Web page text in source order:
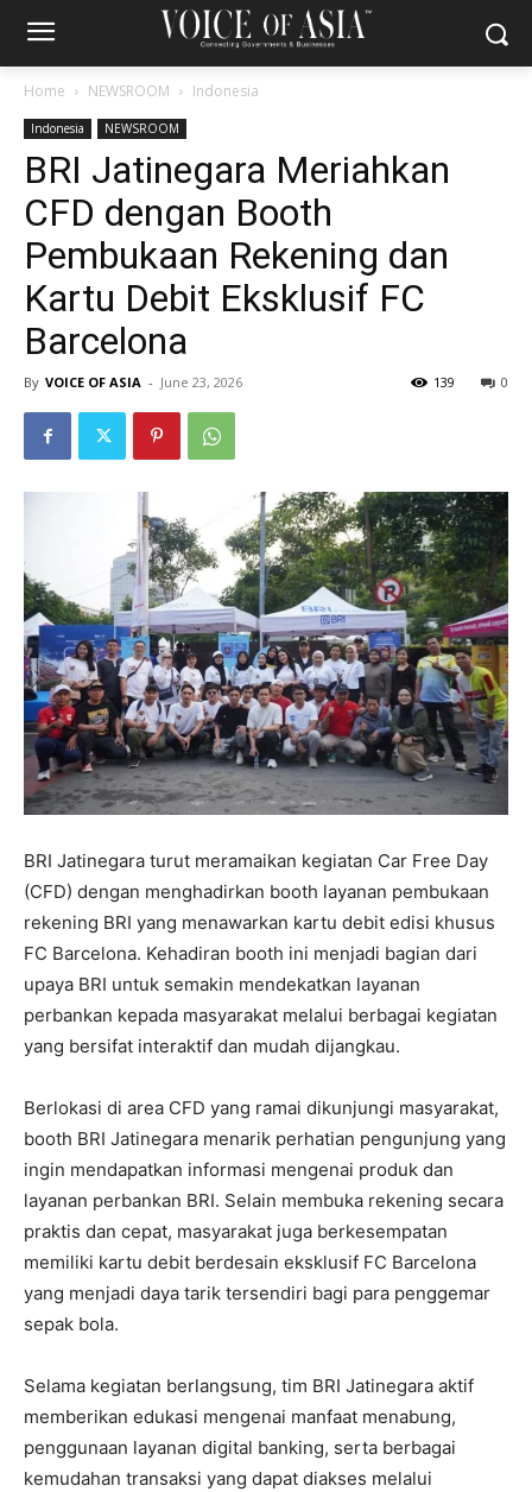
Home NEWSROOM Indonesia
Indonesia NEWSROOM
BRI Jatinegara Meriahkan
CFD dengan Booth
Pembukaan Rekening dan
Kartu Debit Eksklusif FC
Barcelona
By VOICE OF ASIA - June 23, 2026 0
139
BRI Jatinegara turut meramaikan kegiatan Car Free Day
(CFD) dengan menghadirkan booth layanan pembukaan
rekening BRI yang menawarkan kartu debit edisi khusus
FC Barcelona. Kehadiran booth ini menjadi bagian dari
upaya BRI untuk semakin mendekatkan layanan
perbankan kepada masyarakat melalui berbagai kegiatan
yang bersifat interaktif dan mudah dijangkau.
Berlokasi di area CFD yang ramai dikunjungi masyarakat,
booth BRI Jatinegara menarik perhatian pengunjung yang
ingin mendapatkan informasi mengenai produk dan
layanan perbankan BRI. Selain membuka rekening secara
praktis dan cepat, masyarakat juga berkesempatan
memiliki kartu debit berdesain eksklusif FC Barcelona
yang menjadi daya tarik tersendiri bagi para penggemar
sepak bola.
Selama kegiatan berlangsung, tim BRI Jatinegara aktif
memberikan edukasi mengenai manfaat menabung,
penggunaan layanan digital banking, serta berbagai
kemudahan transaksi yang dapat diakses melalui